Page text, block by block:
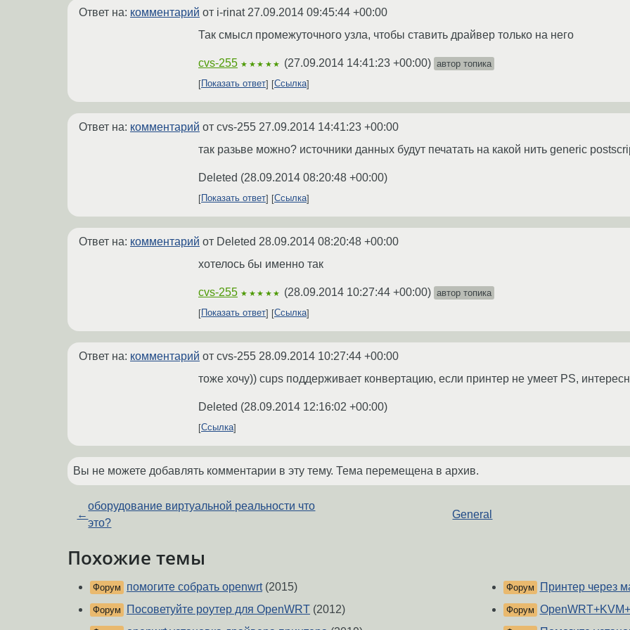
Ответ на: комментарий от i-rinat 27.09.2014 09:45:44 +00:00
Так смысл промежуточного узла, чтобы ставить драйвер только на него
cvs-255 ★★★★★ (27.09.2014 14:41:23 +00:00) автор топика
Показать ответ
Ссылка
Ответ на: комментарий от cvs-255 27.09.2014 14:41:23 +00:00
так разьве можно? источники данных будут печатать на какой нить generic
Deleted (28.09.2014 08:20:48 +00:00)
Показать ответ Ссылка
Ответ на: комментарий от Deleted 28.09.2014 08:20:48 +00:00
хотелось бы именно так
cvs-255 ★★★★★ (28.09.2014 10:27:44 +00:00) автор топика
Показать ответ
Ссылка
Ответ на: комментарий от cvs-255 28.09.2014 10:27:44 +00:00
тоже хочу)) cups поддерживает конвертацию, если принтер не умеет PS,
Deleted (28.09.2014 12:16:02 +00:00)
Ссылка
Вы не можете добавлять комментарии в эту тему. Тема перемещена в архив.
←
оборудование виртуальной реальности что
это?
General
Похожие темы
Форум помогите собрать openwrt(2015)
Форум Посоветуйте роутер для OpenWRT (2012)
Форум Принтер через
Форум